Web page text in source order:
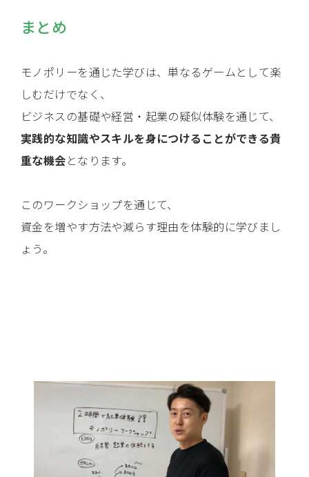
まとめ
モノポリーを通じた学びは、単なるゲームとして楽
しむだけでなく、
ビジネスの基礎や経営・起業の疑似体験を通じて、
実践的な知識やスキルを身につけることができる貴
重な機会となります。
このワークショップを通じて、
資金を増やす方法や減らす理由を体験的に学びまし
ょう。